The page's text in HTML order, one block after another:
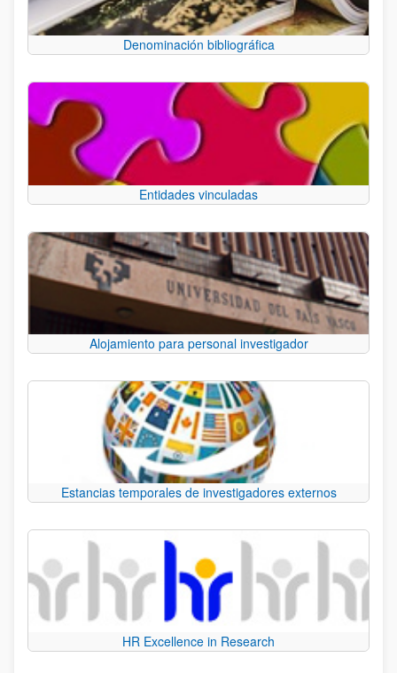
Denominación bibliográfica
Entidades vinculadas
Alojamiento para personal investigador
Estancias temporales de investigadores externos
HR Excellence in Research